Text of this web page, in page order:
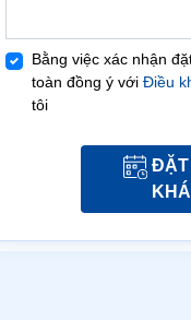
Bằng việc xác nhận
toàn đồng ý với Điều
tôi
ĐẶT